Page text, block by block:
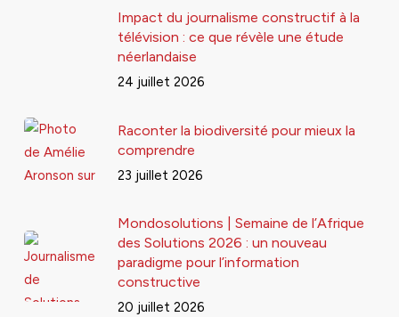
Impact du journalisme constructif à la
télévision : ce que révèle une étude
néerlandaise
24 juillet 2026
Raconter la biodiversité pour mieux la
comprendre
23 juillet 2026
Mondosolutions | Semaine de l’Afrique
des Solutions 2026 : un nouveau
paradigme pour l’information
constructive
20 juillet 2026